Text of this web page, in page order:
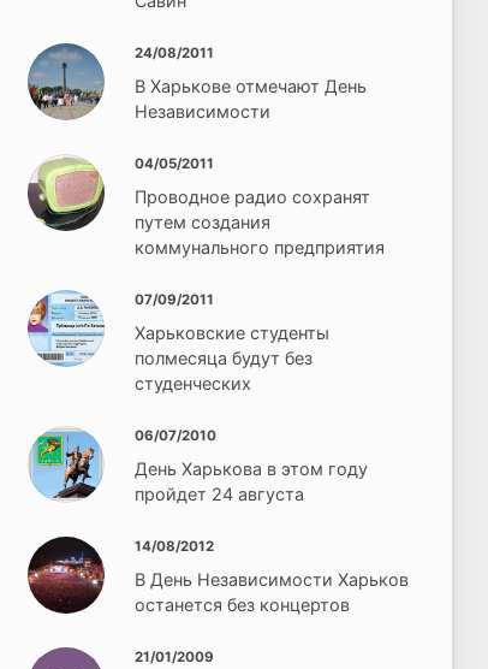
24/08/2011
В Харькове отмечают День
Независимости
04/05/2011
Проводное радио сохранят
путем создания
коммунального предприятия
07/09/2011
Харьковские студенты
полмесяца будут без
студенческих
06/07/2010
День Харькова в этом году
пройдет 24 августа
14/08/2012
В День Независимости Харьков
останется без концертов
21/01/2009